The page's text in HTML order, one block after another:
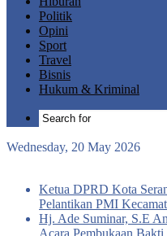
Politik
Opini
Sport
Travel
Bisnis
Hukum & Kriminal
Wednesday, 20 May 2026
Ketua DPRD Kota
Pelantikan PMI
Hj. Ade Suminar, S.E
Acara Pembukaan